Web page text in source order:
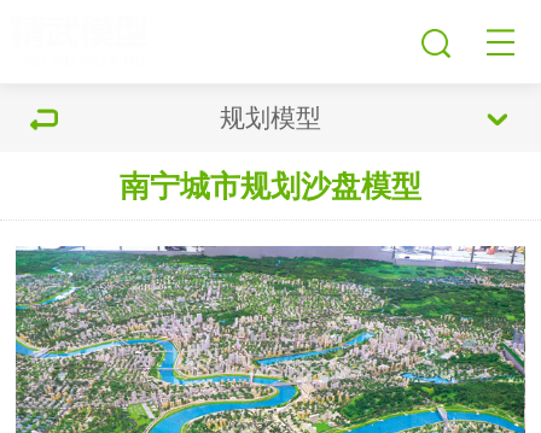
规划模型
南宁城市规划沙盘模型